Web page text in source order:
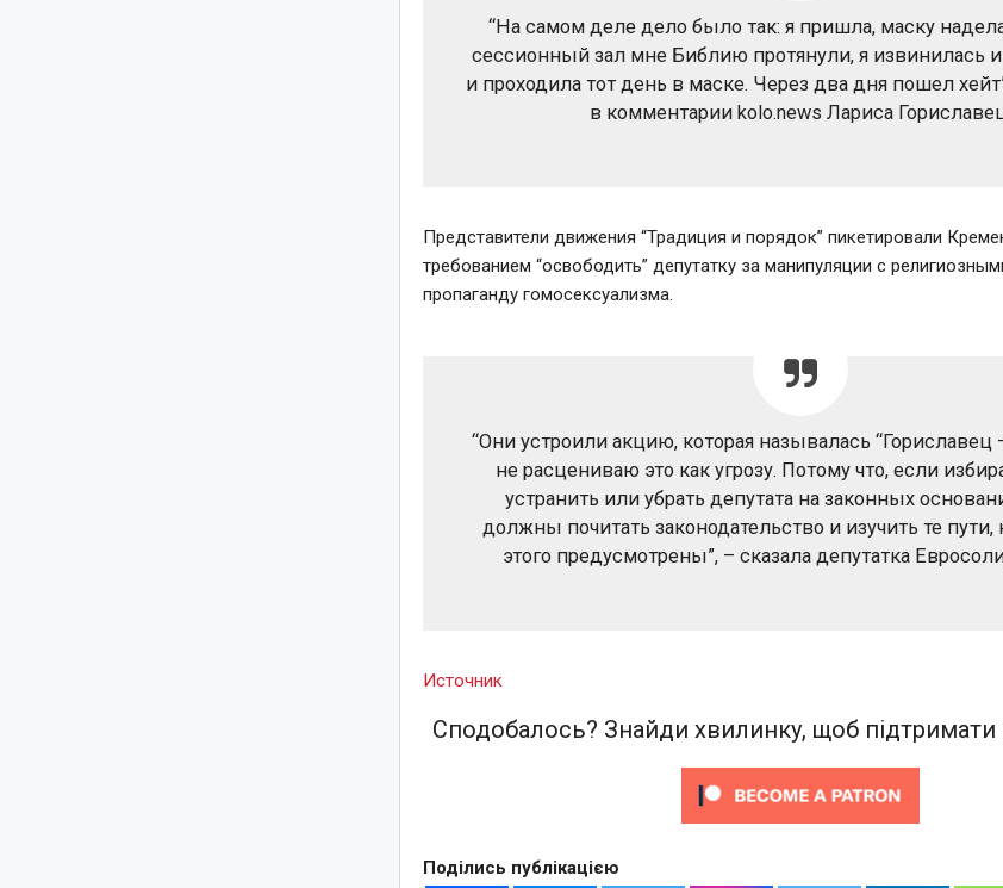
“На самом деле дело было так: я пришла, маску
сессионный зал мне Библию протянули, я извинилась и
и проходила тот день в маске. Через два дня пошел
в комментарии kolo.news Лариса
Представители движения “Традиция и порядок” пикетировали
требованием “освободить” депутатку за манипуляции с
пропаганду гомосексуализма.
“Они устроили акцию, которая называлась “Гориславец
не расцениваю это как угрозу. Потому что, если
устранить или убрать депутата на законных
должны почитать законодательство и изучить те
этого предусмотрены”, – сказала депутатка
Источник
Сподобалось? Знайди хвилинку, щоб підтримати
Поділись публікацією